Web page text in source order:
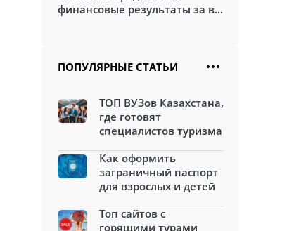
финансовые результаты за в...
ПОПУЛЯРНЫЕ СТАТЬИ
ТОП ВУЗов Казахстана,
где готовят
специалистов туризма
Как оформить
заграничный паспорт
для взрослых и детей
Топ сайтов с
горящими турами